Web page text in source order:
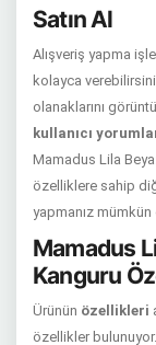
Satın Al
Alışveriş yapma
kolayca
olanaklarını
kullanıcı
Mamadus Lila
özelliklere sahip
yapmanız mümkün
Mamadus
Kanguru
Ürünün özellikleri
özellikler